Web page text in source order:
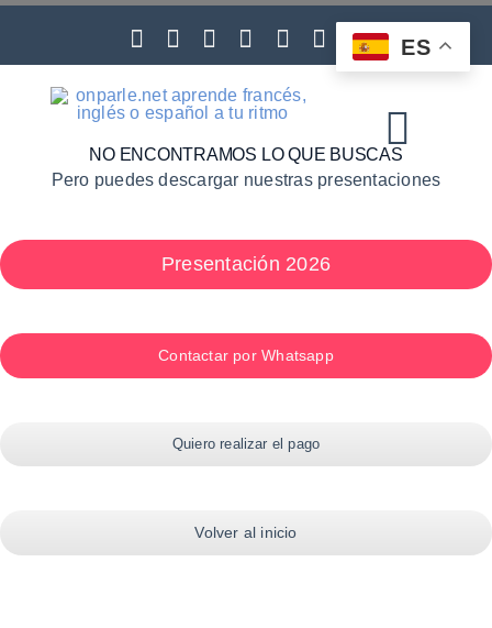
Skip
content
NO ENCONTRAMOS LO QUE BUSCAS
Pero puedes descargar nuestras presentaciones
Presentación 2026
Contactar por Whatsapp
Quiero realizar el pago
Volver al inicio
ES